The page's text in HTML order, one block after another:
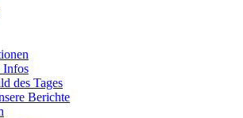
Infos
des Tages
Berichte